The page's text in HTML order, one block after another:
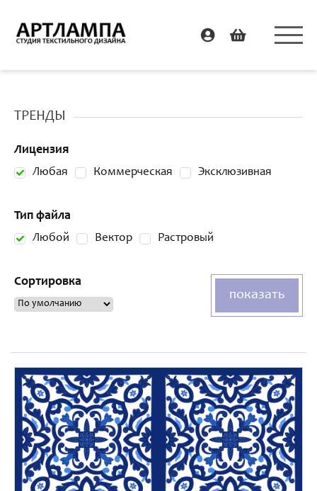
ТРЕНДЫ
Лицензия
Любая Коммерческая Эксклюзивная
Тип файла
Любой Вектор Растровый
Сортировка
показать